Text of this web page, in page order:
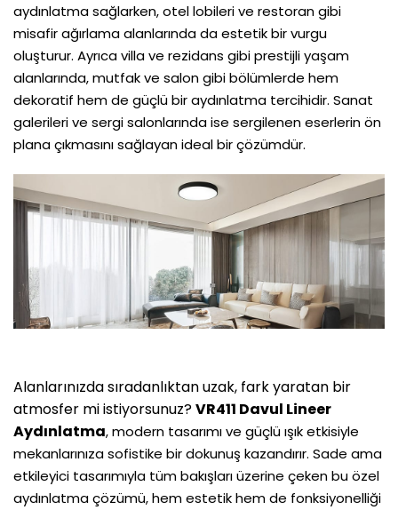
aydınlatma sağlarken, otel lobileri ve restoran gibi
misafir ağırlama alanlarında da estetik bir vurgu
oluşturur. Ayrıca villa ve rezidans gibi prestijli yaşam
alanlarında, mutfak ve salon gibi bölümlerde hem
dekoratif hem de güçlü bir aydınlatma tercihidir. Sanat
galerileri ve sergi salonlarında ise sergilenen eserlerin ön
plana çıkmasını sağlayan ideal bir çözümdür.
Alanlarınızda sıradanlıktan uzak, fark yaratan bir
atmosfer mi istiyorsunuz?VR411 Davul Lineer
Aydınlatma, modern tasarımı ve güçlü ışık etkisiyle
mekanlarınıza sofistike bir dokunuş kazandırır. Sade ama
etkileyici tasarımıyla tüm bakışları üzerine çeken bu özel
aydınlatma çözümü, hem estetik hem de fonksiyonelliği